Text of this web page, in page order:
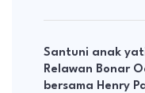
Santuni anak
Relawan Bonar
bersama Henry